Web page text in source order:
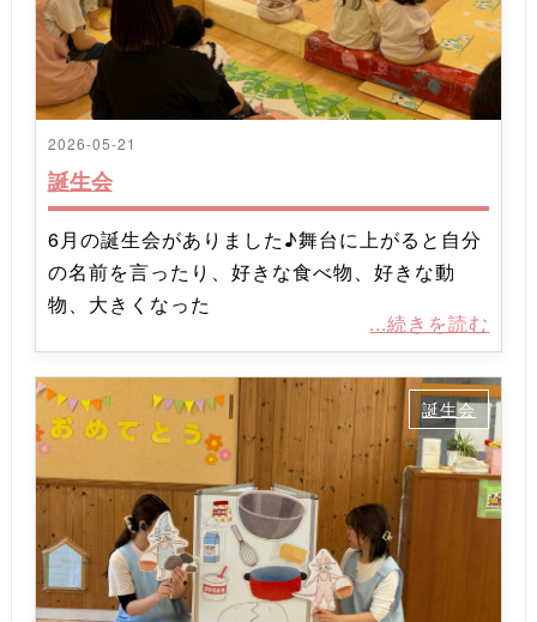
2026-05-21
誕生会
6月の誕生会がありました♪舞台に上がると自分
の名前を言ったり、好きな食べ物、好きな動
物、大きくなった
...続きを読む
誕生会